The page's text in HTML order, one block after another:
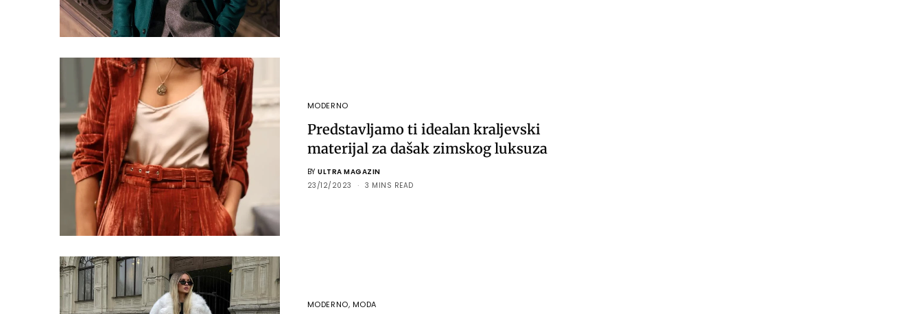
MODERNO
Predstavljamo ti idealan kraljevski
materijal za dašak zimskog luksuza
BY ULTRA MAGAZIN
23/12/2023
3 MINS READ
MODERNO, MODA